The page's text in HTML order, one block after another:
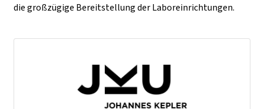
die großzügige Bereitstellung der Laboreinrichtungen.